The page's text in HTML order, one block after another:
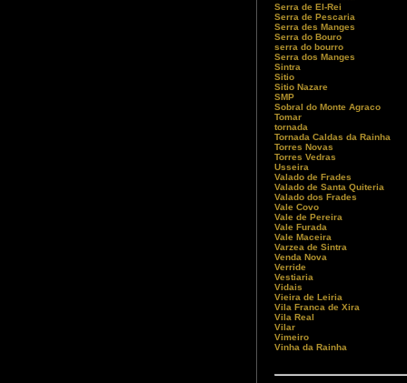
Serra de El-Rei
Serra de Pescaria
Serra des Manges
Serra do Bouro
serra do bourro
Serra dos Manges
Sintra
Sitio
Sitio Nazare
SMP
Sobral do Monte Agraco
Tomar
tornada
Tornada Caldas da Rainha
Torres Novas
Torres Vedras
Usseira
Valado de Frades
Valado de Santa Quiteria
Valado dos Frades
Vale Covo
Vale de Pereira
Vale Furada
Vale Maceira
Varzea de Sintra
Venda Nova
Verride
Vestiaria
Vidais
Vieira de Leiria
Vila Franca de Xira
Vila Real
Vilar
Vimeiro
Vinha da Rainha